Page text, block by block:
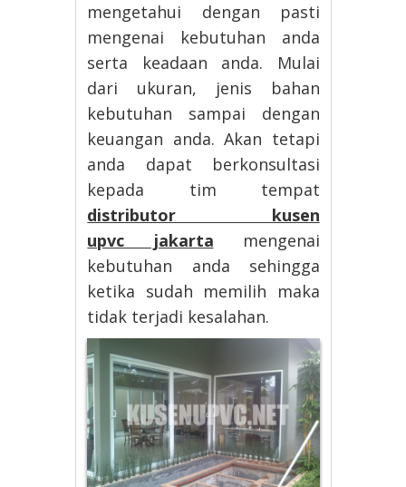
mengetahui dengan pasti
mengenai kebutuhan anda
serta keadaan anda. Mulai
dari ukuran, jenis bahan
kebutuhan sampai dengan
keuangan anda. Akan tetapi
anda dapat berkonsultasi
kepada tim tempat
distributor kusen
upvc jakarta mengenai
kebutuhan anda sehingga
ketika sudah memilih maka
tidak terjadi kesalahan.